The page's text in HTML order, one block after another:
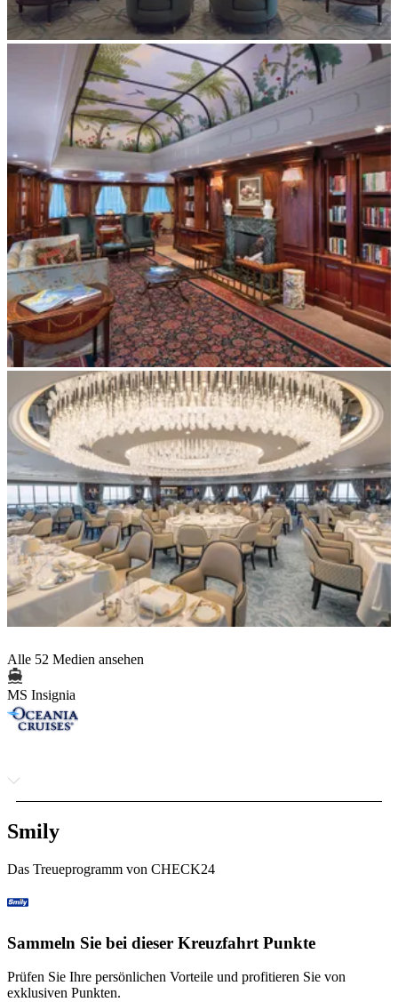
Alle 52 Medien ansehen
MS Insignia
Smily
Das Treueprogramm von CHECK24
Sammeln Sie bei dieser Kreuzfahrt Punkte
Prüfen Sie Ihre persönlichen Vorteile und profitieren Sie von
exklusiven Punkten.